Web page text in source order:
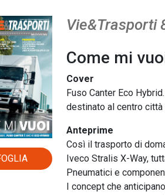
Vie&Trasporti
Come mi
Cover
Fuso Canter Eco
destinato al centro città
Anteprime
Così il trasporto di
Iveco Stralis X-Way,
Pneumatici e
I concept che